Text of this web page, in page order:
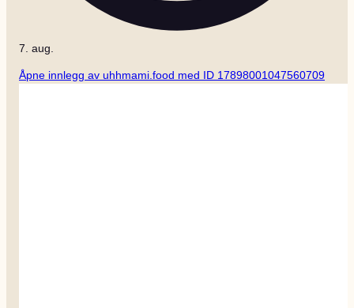
7. aug.
Åpne innlegg av uhhmami.food med ID 17898001047560709